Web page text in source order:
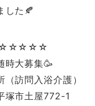
した🍂
時大募集🥳
（訪問入浴介護）
塚市土屋772-1